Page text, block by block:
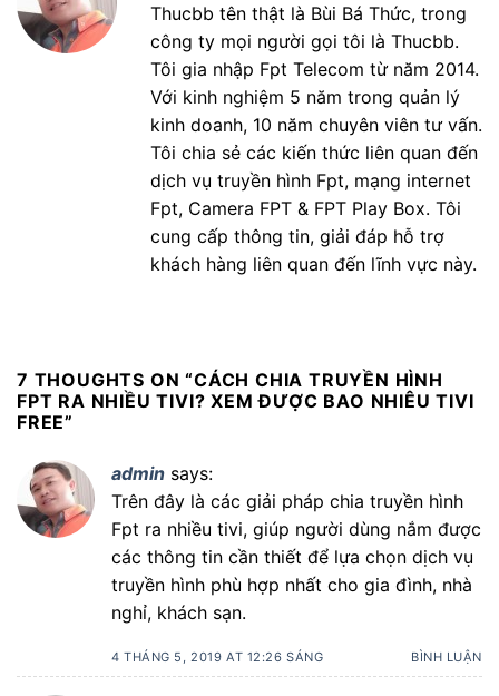
Thucbb tên thật là Bùi Bá Thức, trong
công ty mọi người gọi tôi là Thucbb.
Tôi gia nhập Fpt Telecom từ năm 2014.
Với kinh nghiệm 5 năm trong quản lý
kinh doanh, 10 năm chuyên viên tư vấn.
Tôi chia sẻ các kiến thức liên quan đến
dịch vụ truyền hình Fpt, mạng internet
Fpt, Camera FPT & FPT Play Box. Tôi
cung cấp thông tin, giải đáp hỗ trợ
khách hàng liên quan đến lĩnh vực này.
7 THOUGHTS ON “CÁCH CHIA TRUYỀN HÌNH
FPT RA NHIỀU TIVI? XEM ĐƯỢC BAO NHIÊU TIVI
FREE”
admin says:
Trên đây là các giải pháp chia truyền hình
Fpt ra nhiều tivi, giúp người dùng nắm được
các thông tin cần thiết để lựa chọn dịch vụ
truyền hình phù hợp nhất cho gia đình, nhà
nghỉ, khách sạn.
4 THÁNG 5, 2019 AT 12:26 SÁNG BÌNH LUẬN